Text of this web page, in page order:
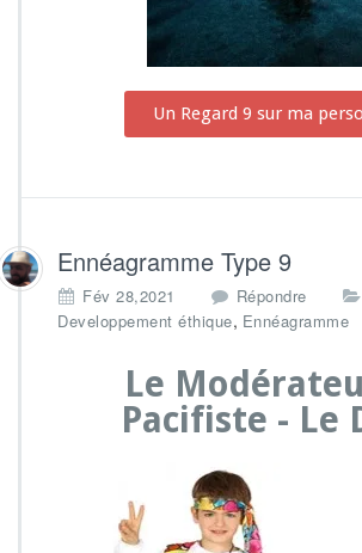
Un Regard 9 sur ma
Ennéagramme Type 9
Fév 28,2021
Répondre
Developpement éthique, Ennéagramme
Le
Pacifiste - Le